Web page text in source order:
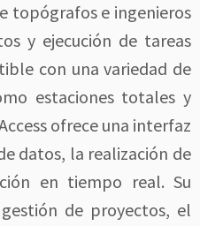
topógrafos e ingenieros
y ejecución de tareas
con una variedad de
estaciones totales y
ofrece una interfaz
datos, la realización de
en tiempo real. Su
de proyectos, el